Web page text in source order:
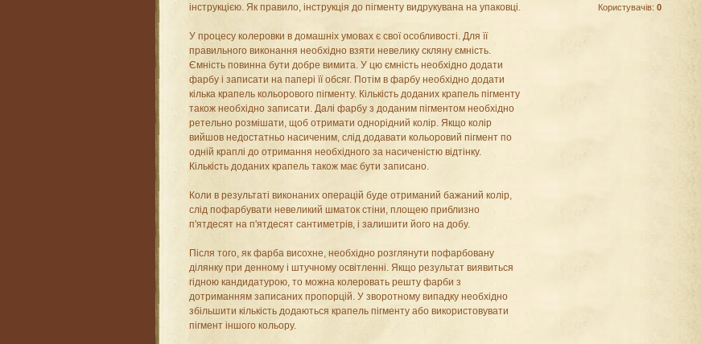
інструкцією. Як правило, інструкція до пігменту видрукувана на упаковці.
У процесу колеровки в домашніх умовах є свої особливості. Для її
правильного виконання необхідно взяти невелику скляну ємність.
Ємність повинна бути добре вимита. У цю ємність необхідно додати
фарбу і записати на папері її обсяг. Потім в фарбу необхідно додати
кілька крапель кольорового пігменту. Кількість доданих крапель пігменту
також необхідно записати. Далі фарбу з доданим пігментом необхідно
ретельно розмішати, щоб отримати однорідний колір. Якщо колір
вийшов недостатньо насиченим, слід додавати кольоровий пігмент по
одній краплі до отримання необхідного за насиченістю відтінку.
Кількість доданих крапель також має бути записано.
Коли в результаті виконаних операцій буде отриманий бажаний колір,
слід пофарбувати невеликий шматок стіни, площею приблизно
п'ятдесят на п'ятдесят сантиметрів, і залишити його на добу.
Після того, як фарба висохне, необхідно розглянути пофарбовану
ділянку при денному і штучному освітленні. Якщо результат виявиться
гідною кандидатурою, то можна колеровать решту фарби з
дотриманням записаних пропорцій. У зворотному випадку необхідно
збільшити кількість додаються крапель пігменту або використовувати
пігмент іншого кольору.
Користувачів: 0